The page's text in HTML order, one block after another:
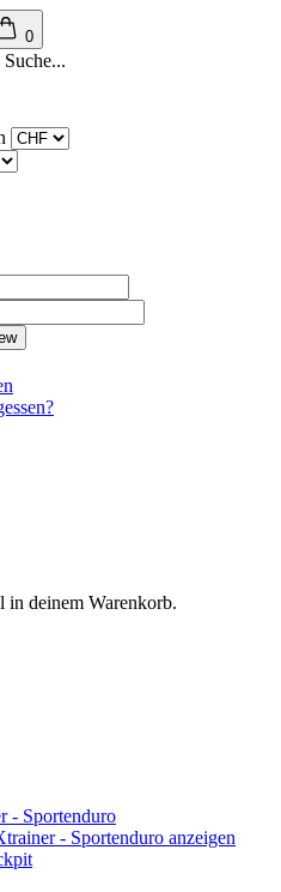
0
Suche...
in deinem Warenkorb.
- Sportenduro
- Sportenduro anzeigen